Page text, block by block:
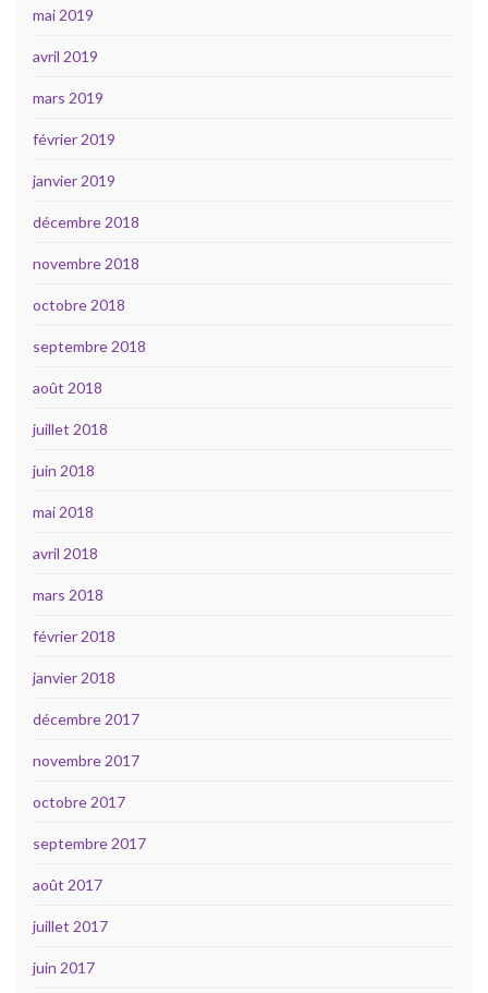
mai 2019
avril 2019
mars 2019
février 2019
janvier 2019
décembre 2018
novembre 2018
octobre 2018
septembre 2018
août 2018
juillet 2018
juin 2018
mai 2018
avril 2018
mars 2018
février 2018
janvier 2018
décembre 2017
novembre 2017
octobre 2017
septembre 2017
août 2017
juillet 2017
juin 2017